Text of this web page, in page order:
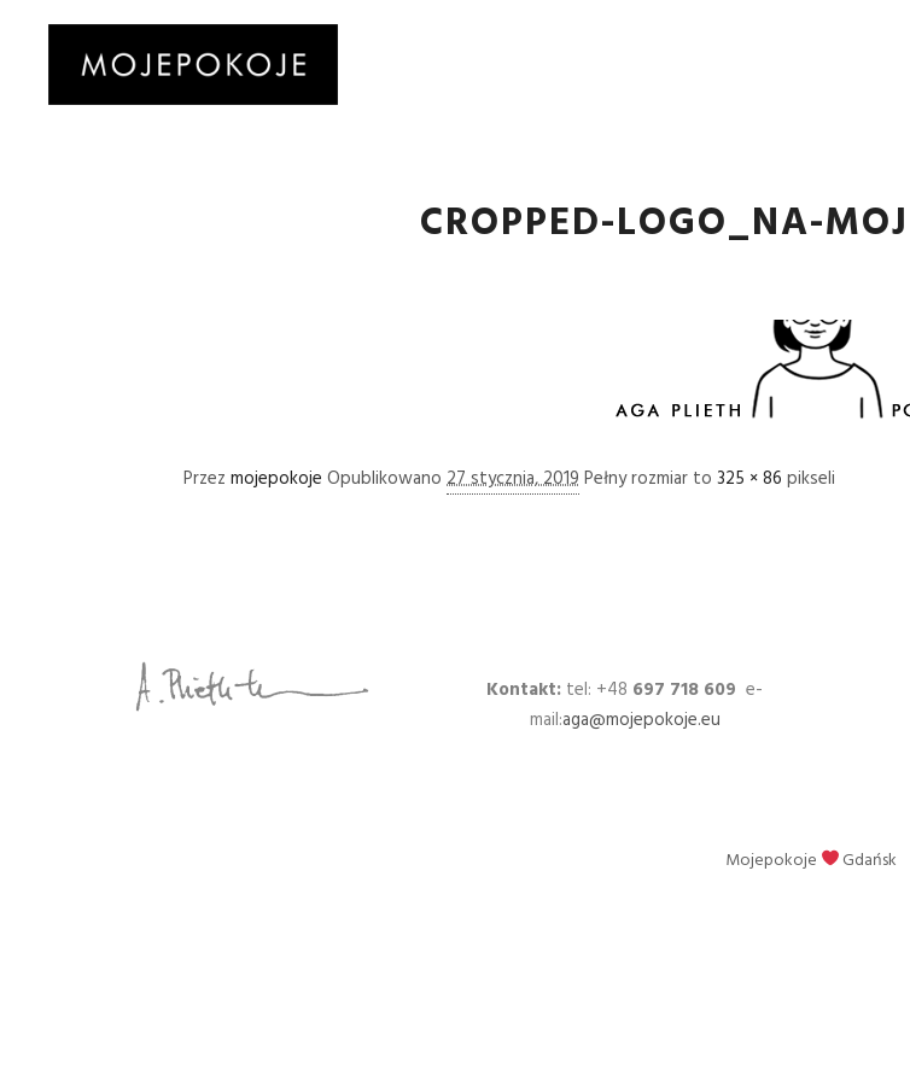
CROPPED-LOGO_NA-
Przez mojepokoje Opublikowano 27 stycznia, 2019 Pełny rozmiar to 325 × 86 pikseli
Kontakt: tel: +48 697 718 609 e-
mail:aga@mojepokoje.eu
Mojepokoje Gdańsk